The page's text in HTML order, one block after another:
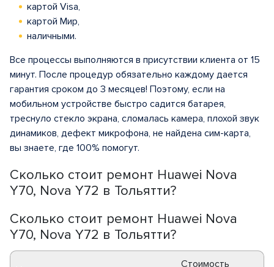
Сколько стоит ремонт Huawei Nova
Y70, Nova Y72 в Тольятти?
Сколько стоит ремонт Huawei Nova
Y70, Nova Y72 в Тольятти?
Стоимость
картой Visa,
картой Мир,
наличными.
Все процессы выполняются в присутствии клиента от 15
минут. После процедур обязательно каждому дается
гарантия сроком до 3 месяцев! Поэтому, если на
мобильном устройстве быстро садится батарея,
треснуло стекло экрана, сломалась камера, плохой звук
динамиков, дефект микрофона, не найдена сим-карта,
вы знаете, где 100% помогут.